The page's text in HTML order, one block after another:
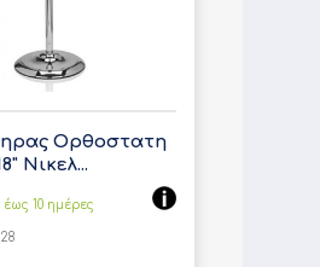
Ορθοστατη
Νικελ...
έως 10 ημέρες